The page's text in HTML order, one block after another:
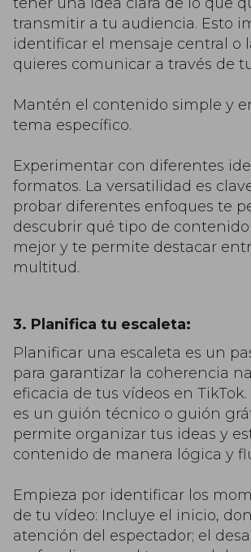
transmitir a tu audiencia. Esto
identificar el mensaje central o
quieres comunicar a través de
Mantén el contenido simple y
tema específico.
Experimentar con diferentes
formatos. La versatilidad es
probar diferentes enfoques te
descubrir qué tipo de
mejor y te permite destacar
multitud.
3. Planifica tu escaleta:
Planificar una escaleta es un
para garantizar la coherencia
eficacia de tus vídeos en
es un guión técnico o guión
permite organizar tus ideas y
contenido de manera lógica y
Empieza por identificar los
de tu vídeo: Incluye el inicio,
atención del espectador; el